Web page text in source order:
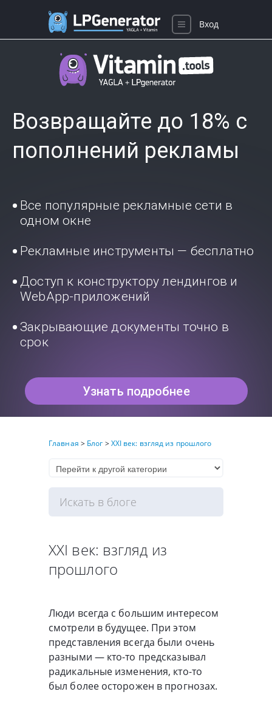
Возвращайте до 18% с
пополнений рекламы
Все популярные рекламные сети в
одном окне
Рекламные инструменты — бесплатно
Доступ к конструктору лендингов и
WebApp-приложений
Закрывающие документы точно в
срок
Узнать подробнее
Главная > Блог >XXI век: взгляд из прошлого
XXI век: взгляд из
прошлого
Люди всегда с большим интересом
смотрели в будущее. При этом
представления всегда были очень
разными — кто-то предсказывал
радикальные изменения, кто-то
был более осторожен в прогнозах.
Вход